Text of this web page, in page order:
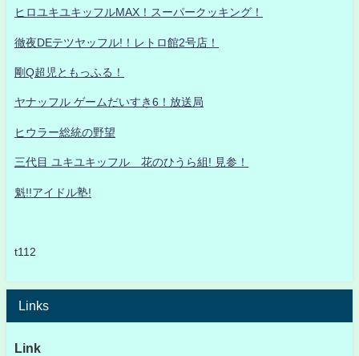
ヒロユキユキッフルMAX！スーパークッキング！
徹夜DEテツヤッフル!！レトロ館2号店！
剛Q超児ともっふる！
ヤナッフル ゲームだいすき6！放送局
ヒウラー総統の野望
三代目 ユキユキッフル 花のひうら組! 見参！
魁!!アイドル塾!
t112
Links
Link